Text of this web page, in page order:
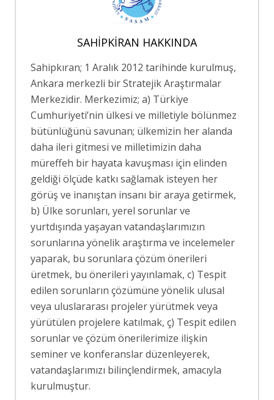
SAHIPKIRAN HAKKINDA
Sahipkıran; 1 Aralık 2012 tarihinde kurulmuş,
Ankara merkezli bir Stratejik Araştırmalar
Merkezidir. Merkezimiz; a) Türkiye
Cumhuriyeti’nin ülkesi ve milletiyle bölünmez
bütünlüğünü savunan; ülkemizin her alanda
daha ileri gitmesi ve milletimizin daha
müreffeh bir hayata kavuşması için elinden
geldiği ölçüde katkı sağlamak isteyen her
görüş ve inanıştan insanı bir araya getirmek,
b) Ülke sorunları, yerel sorunlar ve
yurtdışında yaşayan vatandaşlarımızın
sorunlarına yönelik araştırma ve incelemeler
yaparak, bu sorunlara çözüm önerileri
üretmek, bu önerileri yayınlamak, c) Tespit
edilen sorunların çözümüne yönelik ulusal
veya uluslararası projeler yürütmek veya
yürütülen projelere katılmak, ç) Tespit edilen
sorunlar ve çözüm önerilerimize ilişkin
seminer ve konferanslar düzenleyerek,
vatandaşlarımızı bilinçlendirmek, amacıyla
kurulmuştur.